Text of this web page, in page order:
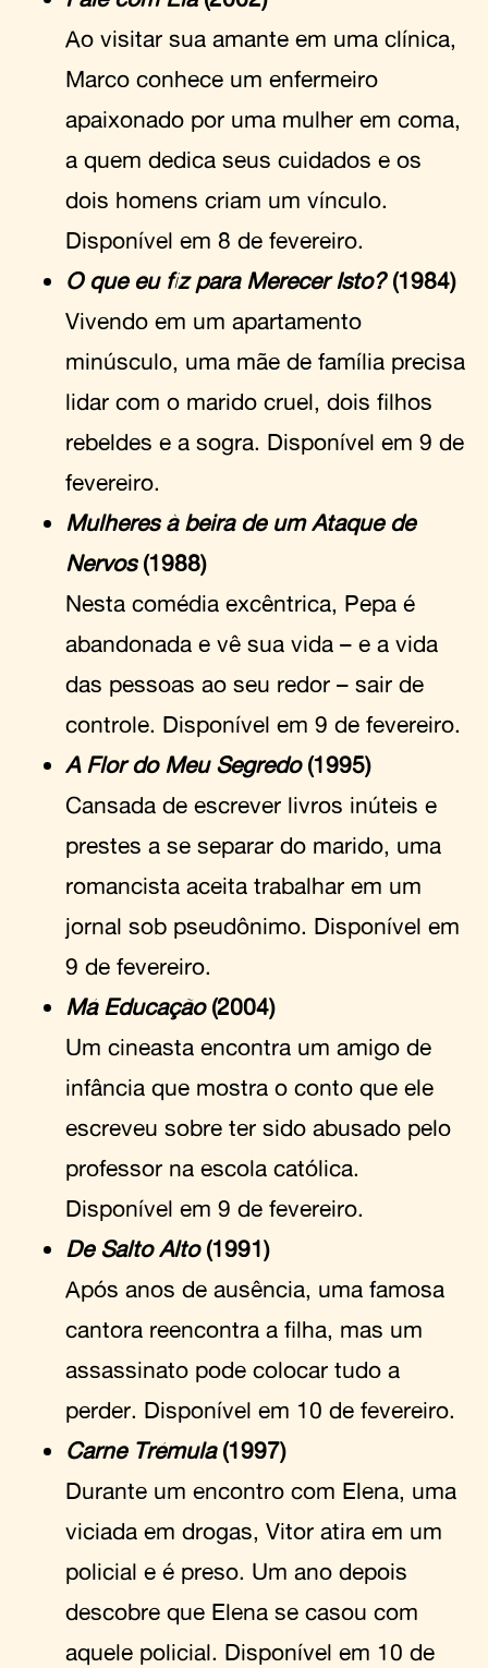
Ao visitar sua amante em uma clínica,
Marco conhece um enfermeiro
apaixonado por uma mulher em coma,
a quem dedica seus cuidados e os
dois homens criam um vínculo.
Disponível em 8 de fevereiro.
O que eu fiz para Merecer Isto?(1984)
Vivendo em um apartamento
minúsculo, uma mãe de família precisa
lidar com o marido cruel, dois filhos
rebeldes e a sogra. Disponível em 9 de
fevereiro.
Mulheres à beira de um Ataque de
Nervos(1988)
Nesta comédia excêntrica, Pepa é
abandonada e vê sua vida – e a vida
das pessoas ao seu redor – sair de
controle. Disponível em 9 de fevereiro.
A Flor do Meu Segredo(1995)
Cansada de escrever livros inúteis e
prestes a se separar do marido, uma
romancista aceita trabalhar em um
jornal sob pseudônimo. Disponível em
9 de fevereiro.
Má Educação(2004)
Um cineasta encontra um amigo de
infância que mostra o conto que ele
escreveu sobre ter sido abusado pelo
professor na escola católica.
Disponível em 9 de fevereiro.
De Salto Alto(1991)
Após anos de ausência, uma famosa
cantora reencontra a filha, mas um
assassinato pode colocar tudo a
perder. Disponível em 10 de fevereiro.
Carne Trémula(1997)
Durante um encontro com Elena, uma
viciada em drogas, Vitor atira em um
policial e é preso. Um ano depois
descobre que Elena se casou com
aquele policial. Disponível em 10 de